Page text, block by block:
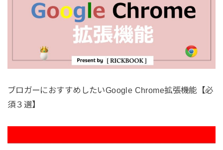
ブロガーにおすすめしたいGoogle Chrome拡張機能【必
須３選】